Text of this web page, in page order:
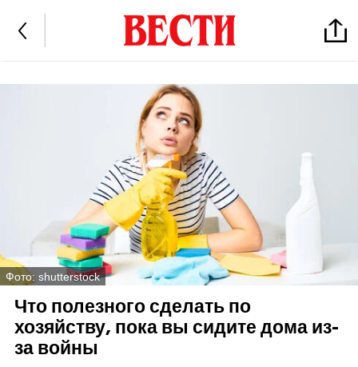
Фото: shutterstock
Что полезного сделать по
хозяйству, пока вы сидите дома из-
за войны